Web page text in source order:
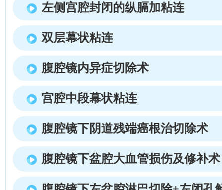
左侧宫腔封闭的纵膈加粘连
双层幕状粘连
腹腔镜内异症切除术
宫腔中段幕状粘连
腹腔镜下阴道残端癌根治切除术
腹腔镜下盆腔大血管损伤及修补术